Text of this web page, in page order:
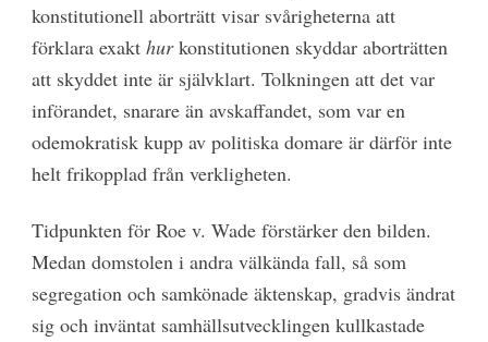
konstitutionell aborträtt visar svårigheterna att
förklara exakt hurkonstitutionen skyddar aborträtten
att skyddet inte är självklart. Tolkningen att det var
införandet, snarare än avskaffandet, som var en
odemokratisk kupp av politiska domare är därför inte
helt frikopplad från verkligheten.
Tidpunkten för Roe v. Wade förstärker den bilden.
Medan domstolen i andra välkända fall, så som
segregation och samkönade äktenskap, gradvis ändrat
sig och inväntat samhällsutvecklingen kullkastade